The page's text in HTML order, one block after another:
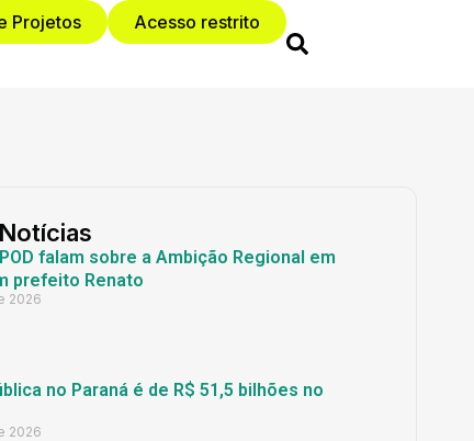
Projetos Acesso restrito
falam sobre a Ambição Regional em
prefeito Renato
2026
no Paraná é de R$ 51,5 bilhões no
2026